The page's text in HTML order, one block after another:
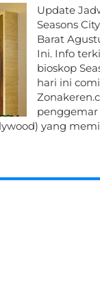
Update
Seasons
Barat
Ini. Info
bioskop
hari ini
penggemar
yang